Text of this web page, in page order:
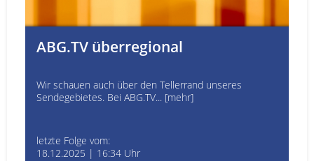
ABG.TV überregional
Wir schauen auch über den Tellerrand unseres
Sendegebietes. Bei ABG.TV... [mehr]
letzte Folge vom:
18.12.2025 | 16:34 Uhr